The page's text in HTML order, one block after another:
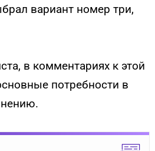
вариант номер три,
в комментариях к этой
потребности в